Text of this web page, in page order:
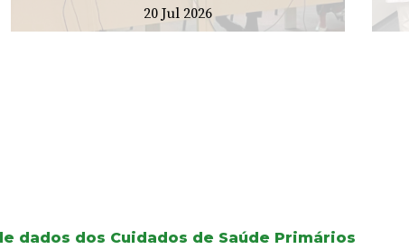
20 Jul 2026
dados dos Cuidados de Saúde Primários